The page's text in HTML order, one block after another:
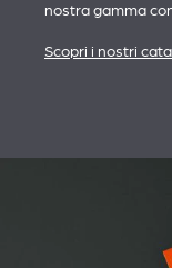
nostra gamma
Scopri i nostri